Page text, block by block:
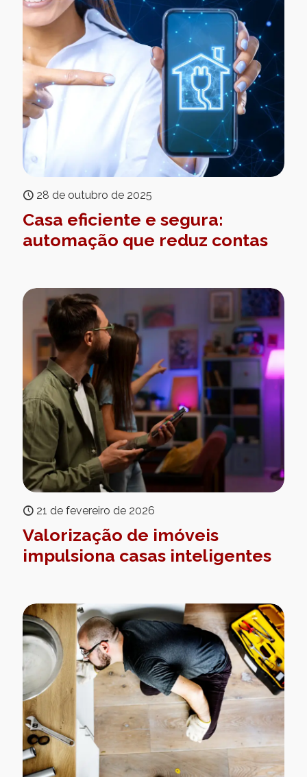
28 de outubro de 2025
Casa eficiente e segura:
automação que reduz contas
21 de fevereiro de 2026
Valorização de imóveis
impulsiona casas inteligentes